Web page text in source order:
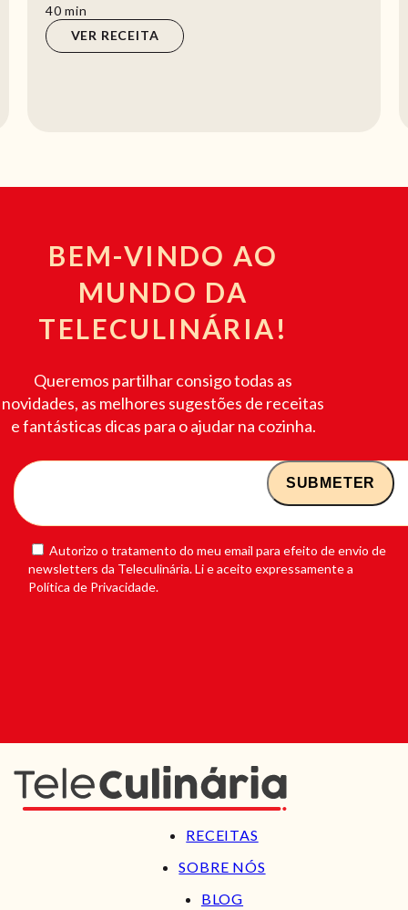
40min
min
VER RECEITA
BEM-VINDO AO
MUNDO DA
TELECULINÁRIA!
Queremos partilhar consigo todas as
novidades, as melhores sugestões de receitas
e fantásticas dicas para o ajudar na cozinha.
Autorizo o tratamento do meu email para efeito de envio de
newsletters da Teleculinária. Li e aceito expressamente a
Política de Privacidade.
RECEITAS
SOBRE NÓS
BLOG